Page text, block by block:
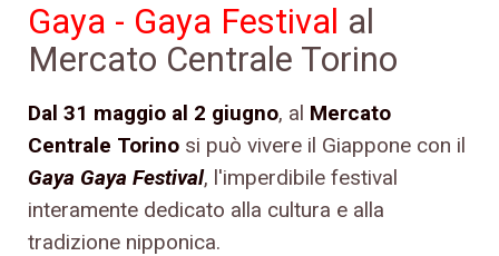
Gaya - Gaya Festival al
Mercato Centrale Torino
Dal 31 maggio al 2 giugno, al Mercato
Centrale Torino si può vivere il Giappone con il
Gaya Gaya Festival, l'imperdibile festival
interamente dedicato alla cultura e alla
tradizione nipponica.